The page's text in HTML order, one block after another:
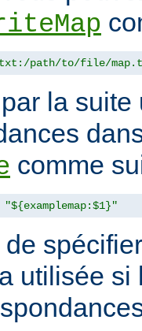
path/to/file/
la
comme
"${examplemap:$1}"
utilisée